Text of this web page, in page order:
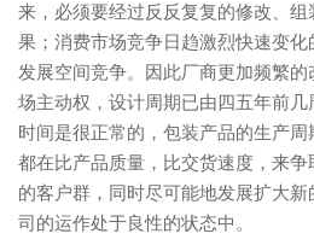
来，必须要经过反反复复的修改、
果；消费市场竞争日趋激烈快速变
发展空间竞争。因此厂商更加频繁
场主动权，设计周期已由四五年前
时间是很正常的，包装产品的生产
都在比产品质量，比交货速度，来
的客户群，同时尽可能地发展扩大
司的运作处于良性的状态中。